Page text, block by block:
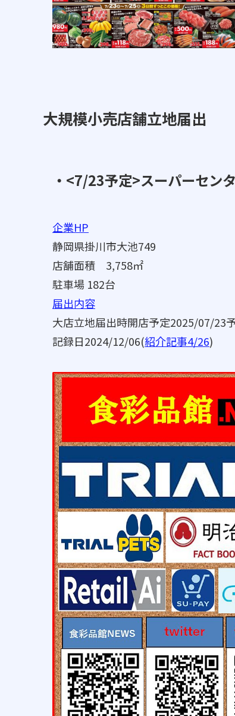
大規模小売店舗立地届出
・<7/23予定>スーパーセン
企業HP
静岡県掛川市大池749
店舗面積 3,758㎡
駐車場 182台
届出内容
大店立地届出時開店予定2025/07/23
記録日2024/12/06(紹介記事4/26)